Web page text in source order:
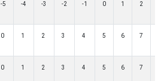
-5 -4 -3 -2 -1 0 1 2
0 1 2 3 4 5 6 7
0 1 2 3 4 5 6 7